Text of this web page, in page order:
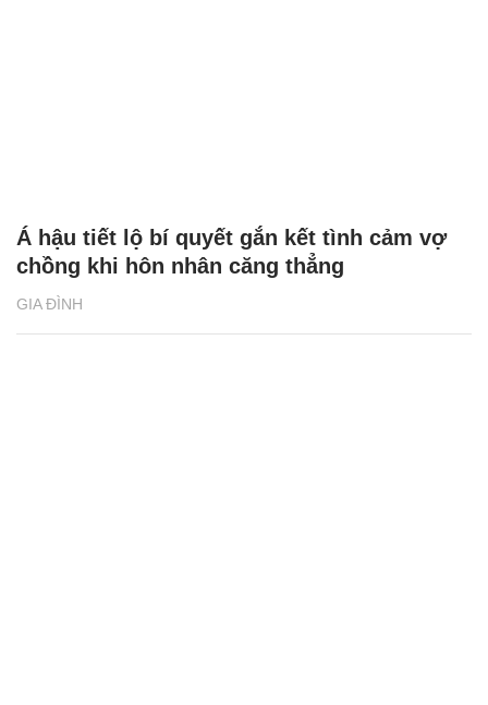
GIA ĐÌNH
Á hậu tiết lộ bí quyết gắn kết tình cảm vợ
chồng khi hôn nhân căng thẳng